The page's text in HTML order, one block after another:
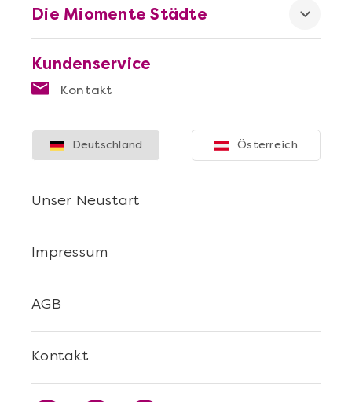
Kundenservice
Kontakt
Die Miomente Städte
Kontakt
AGB
Impressum
Unser Neustart
Deutschland Österreich